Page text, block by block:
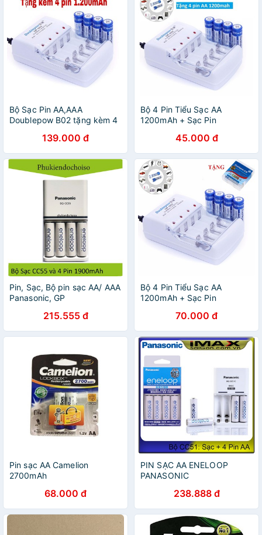
Bộ Sạc Pin AA,AAA
Doublepow B02 tặng kèm 4
139.000 đ
Bộ 4 Pin Tiểu Sạc AA
1200mAh + Sạc Pin
45.000 đ
Pin, Sạc, Bộ pin sạc AA/ AAA
Panasonic, GP
215.555 đ
Bộ 4 Pin Tiểu Sạc AA
1200mAh + Sạc Pin
70.000 đ
Pin sạc AA Camelion
2700mAh
68.000 đ
PIN SẠC AA ENELOOP
PANASONIC
238.888 đ